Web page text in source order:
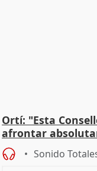
Ortí: "Esta
afrontar
Sonido